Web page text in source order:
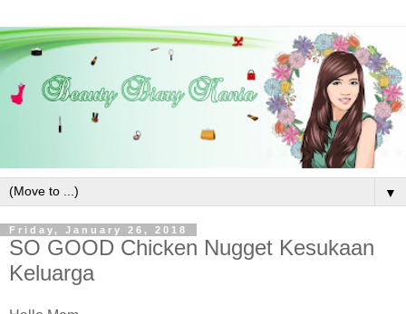
▼
Friday, January 26, 2018
SO GOOD Chicken Nugget Kesukaan
Keluarga